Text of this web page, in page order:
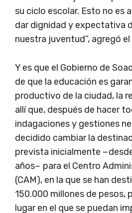
su ciclo escolar. Esto no es
dar dignidad y expectativa
nuestra juventud”, agregó el
Y es que el Gobierno de
de que la educación es
productivo de la ciudad, la
allí que, después de hacer
indagaciones y gestiones
decidido cambiar la
prevista inicialmente
años− para el Centro
(CAM), en la que se han
150.000 millones de pesos,
lugar en el que se puedan